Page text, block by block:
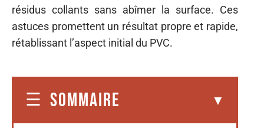
résidus collants sans abîmer la surface. Ces
astuces promettent un résultat propre et rapide,
rétablissant l’aspect initial du PVC.
SOMMAIRE